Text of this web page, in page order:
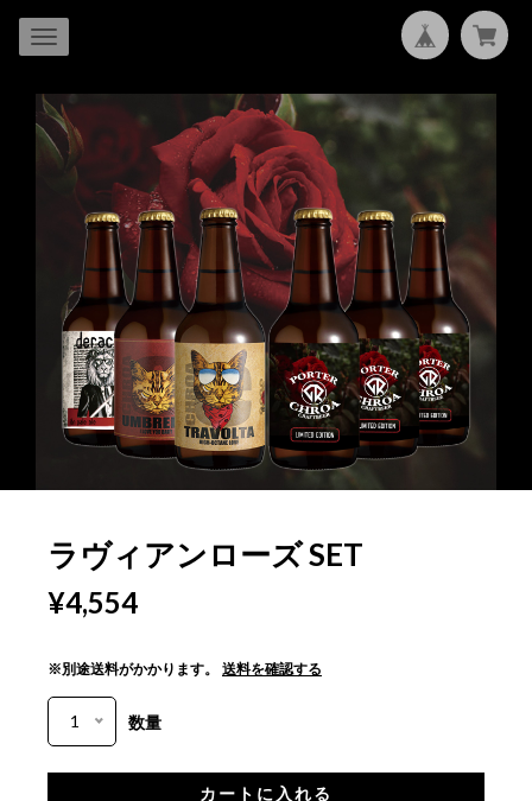
ラヴィアンローズ SET
¥4,554
※別途送料がかかります。 送料を確認する
数量
1